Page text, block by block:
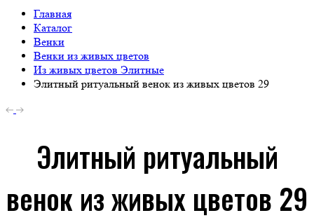
Главная
Каталог
Венки
Венки из живых цветов
Из живых цветов Элитные
Элитный ритуальный венок из живых цветов 29
Элитный ритуальный
венок из живых цветов 29